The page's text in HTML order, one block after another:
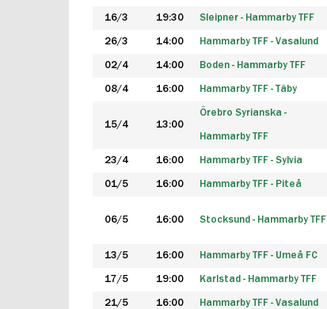
16/3 19:30 Sleipner - Hammarby TFF
26/3 14:00 Hammarby TFF - Vasalund
02/4 14:00 Boden - Hammarby TFF
08/4 16:00 Hammarby TFF - Täby
15/4 13:00
Örebro Syrianska -
Hammarby TFF
23/4 16:00 Hammarby TFF - Sylvia
01/5 16:00 Hammarby TFF - Piteå
06/5 16:00 Stocksund - Hammarby TFF
13/5 16:00 Hammarby TFF - Umeå FC
17/5 19:00 Karlstad - Hammarby TFF
21/5 16:00 Hammarby TFF - Vasalund